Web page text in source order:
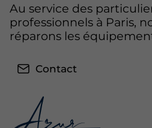
Au service des
professionnels à Paris,
réparons les
Contact